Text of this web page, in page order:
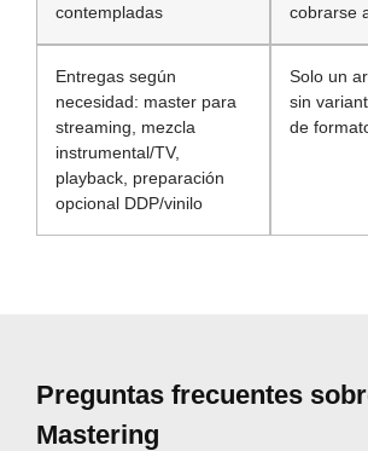
contempladas
cobrarse
Entregas según
necesidad: master para
streaming, mezcla
instrumental/TV,
playback, preparación
opcional DDP/vinilo
Solo un
sin
de
Preguntas frecuentes
Mastering